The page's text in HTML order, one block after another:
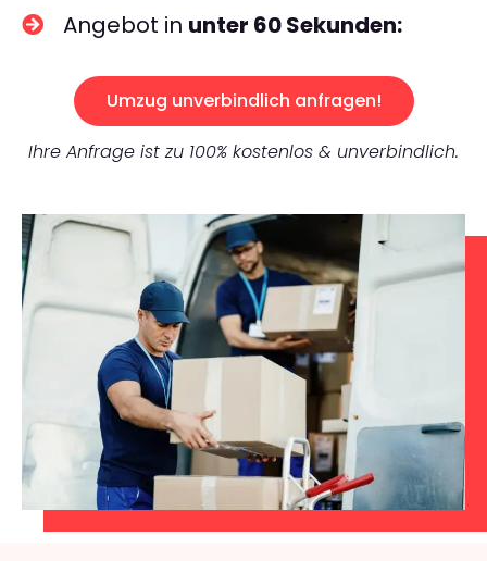
Angebot in unter 60 Sekunden:
Umzug unverbindlich anfragen!
Ihre Anfrage ist zu 100% kostenlos & unverbindlich.